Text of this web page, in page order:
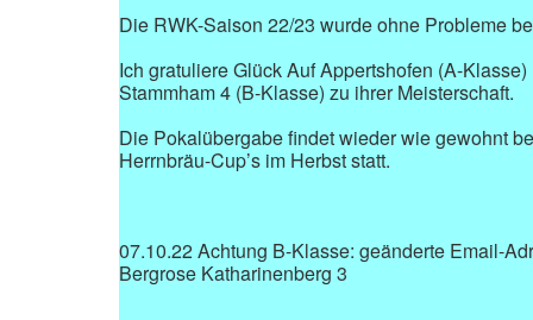
Die RWK-Saison 22/23 wurde ohne Probleme
Ich gratuliere Glück Auf Appertshofen (A-
Stammham 4 (B-Klasse) zu ihrer Meisterschaft.
Die Pokalübergabe findet wieder wie gewohnt
Herrnbräu-Cup’s im Herbst statt.
07.10.22 Achtung B-Klasse: geänderte Email-
Bergrose Katharinenberg 3